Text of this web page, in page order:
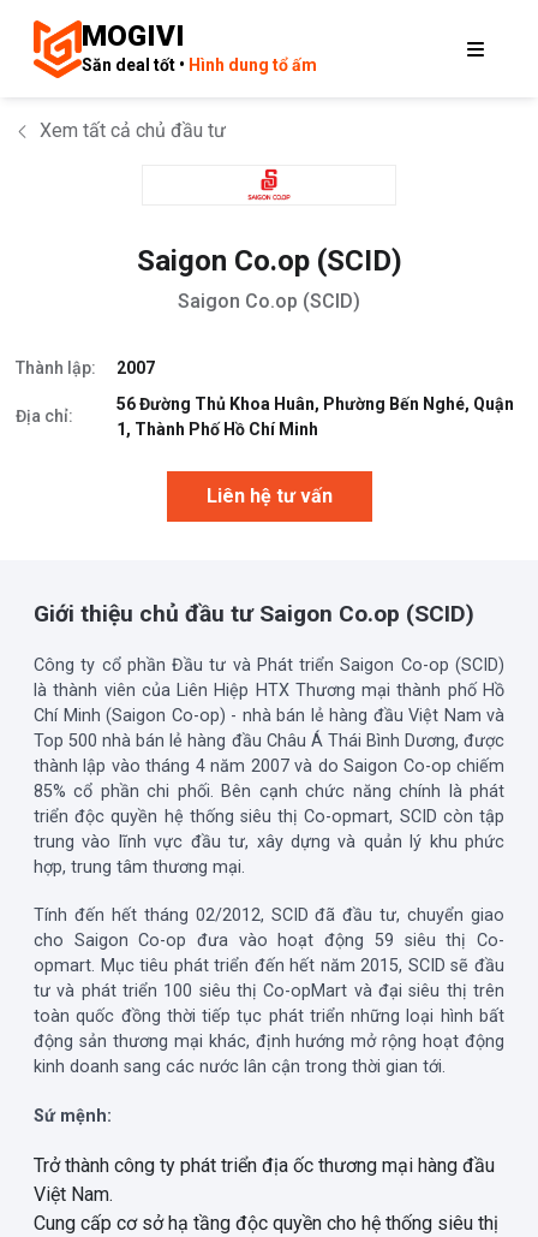
MOGIVI
Săn deal tốt • Hình dung tổ ấm
Xem tất cả chủ đầu tư
Saigon Co.op (SCID)
Saigon Co.op (SCID)
Thành lập: 2007
Địa chỉ:
56 Đường Thủ Khoa Huân, Phường Bến Nghé, Quận
1, Thành Phố Hồ Chí Minh
Liên hệ tư vấn
Giới thiệu chủ đầu tư Saigon Co.op (SCID)
Công ty cổ phần Đầu tư và Phát triển Saigon Co-op (SCID)
là thành viên của Liên Hiệp HTX Thương mại thành phố Hồ
Chí Minh (Saigon Co-op) - nhà bán lẻ hàng đầu Việt Nam và
Top 500 nhà bán lẻ hàng đầu Châu Á Thái Bình Dương, được
thành lập vào tháng 4 năm 2007 và do Saigon Co-op chiếm
85% cổ phần chi phối. Bên cạnh chức năng chính là phát
triển độc quyền hệ thống siêu thị Co-opmart, SCID còn tập
trung vào lĩnh vực đầu tư, xây dựng và quản lý khu phức
hợp, trung tâm thương mại.
Tính đến hết tháng 02/2012, SCID đã đầu tư, chuyển giao
cho Saigon Co-op đưa vào hoạt động 59 siêu thị Co-
opmart. Mục tiêu phát triển đến hết năm 2015, SCID sẽ đầu
tư và phát triển 100 siêu thị Co-opMart và đại siêu thị trên
toàn quốc đồng thời tiếp tục phát triển những loại hình bất
động sản thương mại khác, định hướng mở rộng hoạt động
kinh doanh sang các nước lân cận trong thời gian tới.
Sứ mệnh:
Trở thành công ty phát triển địa ốc thương mại hàng đầu
Việt Nam.
Cung cấp cơ sở hạ tầng độc quyền cho hệ thống siêu thị